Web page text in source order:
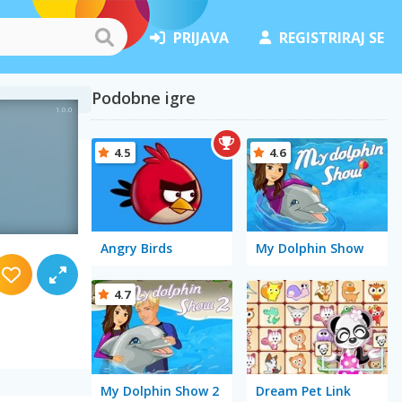
PRIJAVA REGISTRIRAJ SE
Podobne igre
Angry Birds
4.5
My Dolphin Show
4.6
My Dolphin Show 2
4.7
Dream Pet Link